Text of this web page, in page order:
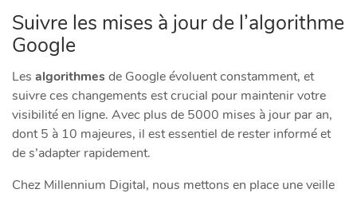
Suivre les mises à jour de l’algorithme
Google
Les algorithmesde Google évoluent constamment, et
suivre ces changements est crucial pour maintenir votre
visibilité en ligne. Avec plus de 5000 mises à jour par an,
dont 5 à 10 majeures, il est essentiel de rester informé et
de s’adapter rapidement.
Chez Millennium Digital, nous mettons en place une veille